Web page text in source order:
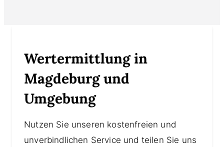
Wertermittlung in
Magdeburg und
Umgebung
Nutzen Sie unseren kostenfreien und
unverbindlichen Service und teilen Sie uns